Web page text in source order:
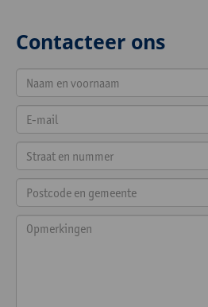
Contacteer ons